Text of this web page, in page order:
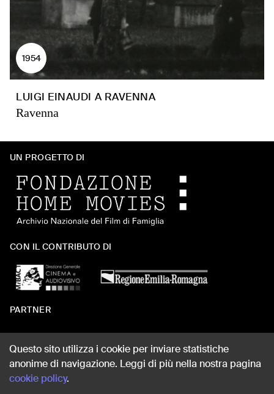
1954
LUIGI EINAUDI A RAVENNA
Ravenna
UN PROGETTO DI
CON IL CONTRIBUTO DI
PARTNER
WEB DESIGN
Questo sito utilizza i cookie per inviare statistiche
anonime di navigazione. Leggi di più nella nostra pagina
cookie policy.